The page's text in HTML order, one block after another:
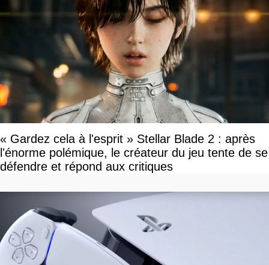
« Gardez cela à l'esprit » Stellar Blade 2 : après
l'énorme polémique, le créateur du jeu tente de se
défendre et répond aux critiques